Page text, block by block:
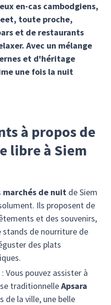
en-cas cambodgiens,
toute proche,
et de restaurants
Avec un mélange
et d'héritage
une fois la nuit
à propos de
libre à Siem
marchés de nuitde Siem
Ils proposent de
et des souvenirs,
stands de nourriture de
des plats
: Vous pouvez assister à
traditionnelleApsara
de la ville, une belle